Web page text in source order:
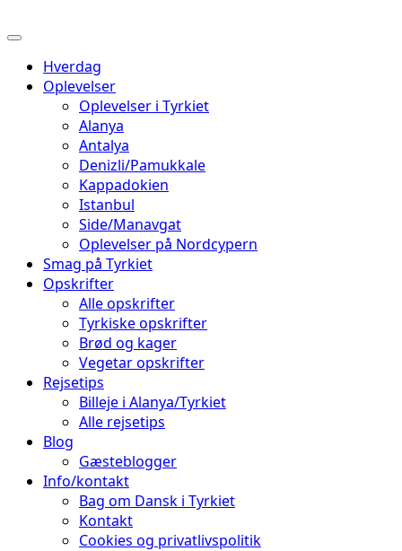
Hverdag
Oplevelser
Oplevelser i Tyrkiet
Alanya
Antalya
Denizli/Pamukkale
Kappadokien
Istanbul
Side/Manavgat
Oplevelser på Nordcypern
Smag på Tyrkiet
Opskrifter
Alle opskrifter
Tyrkiske opskrifter
Brød og kager
Vegetar opskrifter
Rejsetips
Billeje i Alanya/Tyrkiet
Alle rejsetips
Blog
Gæsteblogger
Info/kontakt
Bag om Dansk i Tyrkiet
Kontakt
Cookies og privatlivspolitik